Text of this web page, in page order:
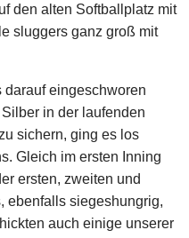
den alten Softballplatz mit
sluggers ganz groß mit
darauf eingeschworen
in der laufenden
sichern, ging es los
Gleich im ersten Inning
ersten, zweiten und
ebenfalls siegeshungrig,
auch einige unserer